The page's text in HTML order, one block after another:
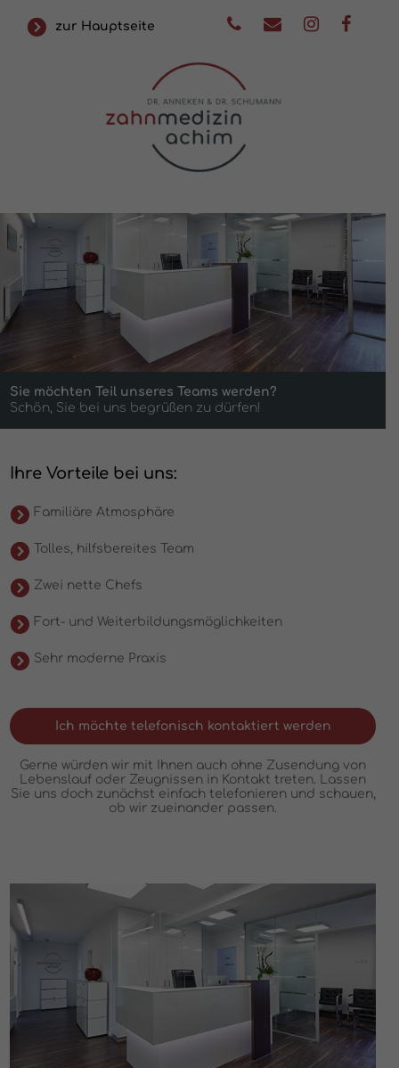
zur Hauptseite
Sie möchten Teil unseres Teams werden?
Schön, Sie bei uns begrüßen zu dürfen!
Ihre Vorteile bei uns:
Familiäre Atmosphäre
Tolles, hilfsbereites Team
Zwei nette Chefs
Fort- und Weiterbildungsmöglichkeiten
Sehr moderne Praxis
Ich möchte telefonisch kontaktiert werden
Gerne würden wir mit Ihnen auch ohne Zusendung von
Lebenslauf oder Zeugnissen in Kontakt treten. Lassen
Sie uns doch zunächst einfach telefonieren und schauen,
ob wir zueinander passen.